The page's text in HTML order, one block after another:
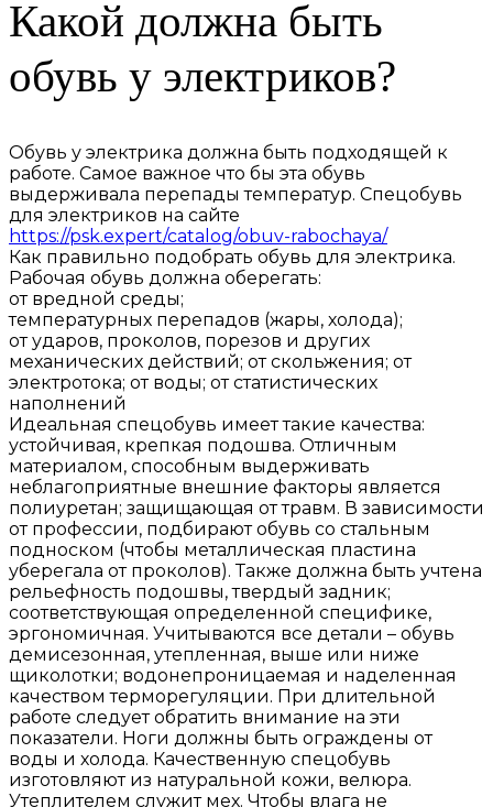
Какой должна быть
обувь у электриков?
Обувь у электрика должна быть подходящей к
работе. Самое важное что бы эта обувь
выдерживала перепады температур. Спецобувь
для электриков на сайте
https://psk.expert/catalog/obuv-rabochaya/
Как правильно подобрать обувь для электрика.
Рабочая обувь должна оберегать:
от вредной среды;
температурных перепадов (жары, холода);
от ударов, проколов, порезов и других
механических действий; от скольжения; от
электротока; от воды; от статистических
наполнений
Идеальная спецобувь имеет такие качества:
устойчивая, крепкая подошва. Отличным
материалом, способным выдерживать
неблагоприятные внешние факторы является
полиуретан; защищающая от травм. В зависимости
от профессии, подбирают обувь со стальным
подноском (чтобы металлическая пластина
уберегала от проколов). Также должна быть учтена
рельефность подошвы, твердый задник;
соответствующая определенной специфике,
эргономичная. Учитываются все детали – обувь
демисезонная, утепленная, выше или ниже
щиколотки; водонепроницаемая и наделенная
качеством терморегуляции. При длительной
работе следует обратить внимание на эти
показатели. Ноги должны быть ограждены от
воды и холода. Качественную спецобувь
изготовляют из натуральной кожи, велюра.
Утеплителем служит мех. Чтобы влага не